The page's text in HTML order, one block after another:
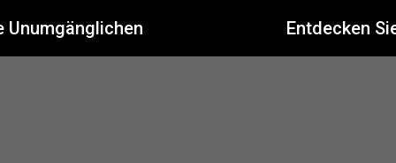
Unumgänglichen Entdecken